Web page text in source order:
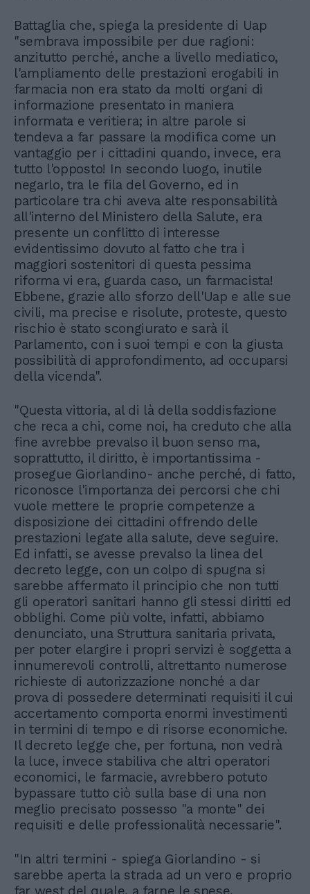
Battaglia che, spiega la presidente di Uap
"sembrava impossibile per due ragioni:
anzitutto perché, anche a livello mediatico,
l'ampliamento delle prestazioni erogabili in
farmacia non era stato da molti organi di
informazione presentato in maniera
informata e veritiera; in altre parole si
tendeva a far passare la modifica come un
vantaggio per i cittadini quando, invece, era
tutto l'opposto! In secondo luogo, inutile
negarlo, tra le fila del Governo, ed in
particolare tra chi aveva alte responsabilità
all'interno del Ministero della Salute, era
presente un conflitto di interesse
evidentissimo dovuto al fatto che tra i
maggiori sostenitori di questa pessima
riforma vi era, guarda caso, un farmacista!
Ebbene, grazie allo sforzo dell'Uap e alle sue
civili, ma precise e risolute, proteste, questo
rischio è stato scongiurato e sarà il
Parlamento, con i suoi tempi e con la giusta
possibilità di approfondimento, ad occuparsi
della vicenda".
"Questa vittoria, al di là della soddisfazione
che reca a chi, come noi, ha creduto che alla
fine avrebbe prevalso il buon senso ma,
soprattutto, il diritto, è importantissima -
prosegue Giorlandino- anche perché, di fatto,
riconosce l'importanza dei percorsi che chi
vuole mettere le proprie competenze a
disposizione dei cittadini offrendo delle
prestazioni legate alla salute, deve seguire.
Ed infatti, se avesse prevalso la linea del
decreto legge, con un colpo di spugna si
sarebbe affermato il principio che non tutti
gli operatori sanitari hanno gli stessi diritti ed
obblighi. Come più volte, infatti, abbiamo
denunciato, una Struttura sanitaria privata,
per poter elargire i propri servizi è soggetta a
innumerevoli controlli, altrettanto numerose
richieste di autorizzazione nonché a dar
prova di possedere determinati requisiti il cui
accertamento comporta enormi investimenti
in termini di tempo e di risorse economiche.
Il decreto legge che, per fortuna, non vedrà
la luce, invece stabiliva che altri operatori
economici, le farmacie, avrebbero potuto
bypassare tutto ciò sulla base di una non
meglio precisato possesso "a monte" dei
requisiti e delle professionalità necessarie".
"In altri termini - spiega Giorlandino - si
sarebbe aperta la strada ad un vero e proprio